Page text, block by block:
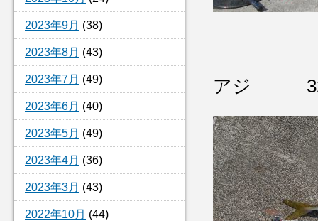
2023年9月 (38)
2023年8月 (43)
2023年7月 (49)
2023年6月 (40)
2023年5月 (49)
2023年4月 (36)
2023年3月 (43)
2022年10月 (44)
アジ